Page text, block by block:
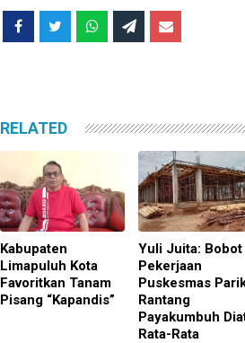
RELATED
Kabupaten
Limapuluh Kota
Favoritkan Tanam
Pisang “Kapandis”
Yuli Juita: Bobot
Pekerjaan
Puskesmas
Rantang
Payakumbuh
Rata-Rata